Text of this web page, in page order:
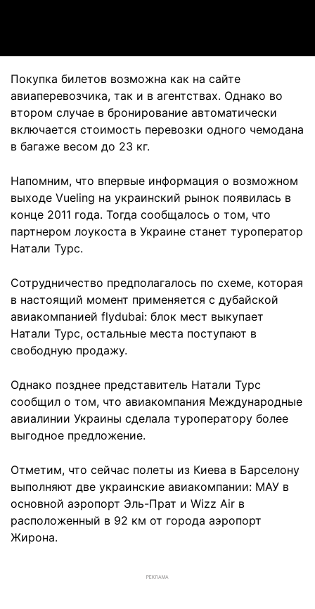
Покупка билетов возможна как на сайте
авиаперевозчика, так и в агентствах. Однако во
втором случае в бронирование автоматически
включается стоимость перевозки одного чемодана
в багаже весом до 23 кг.
Напомним, что впервые информация о возможном
выходе Vueling на украинский рынок появилась в
конце 2011 года. Тогда сообщалось о том, что
партнером лоукоста в Украине станет туроператор
Натали Турс.
Сотрудничество предполагалось по схеме, которая
в настоящий момент применяется с дубайской
авиакомпанией flydubai: блок мест выкупает
Натали Турс, остальные места поступают в
свободную продажу.
Однако позднее представитель Натали Турс
сообщил о том, что авиакомпания Международные
авиалинии Украины сделала туроператору более
выгодное предложение.
Отметим, что сейчас полеты из Киева в Барселону
выполняют две украинские авиакомпании: МАУ в
основной аэропорт Эль-Прат и Wizz Air в
расположенный в 92 км от города аэропорт
Жирона.
РЕКЛАМА